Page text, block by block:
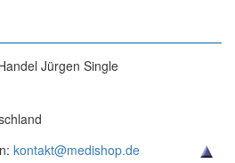
Jürgen Single
kontakt@medishop.de